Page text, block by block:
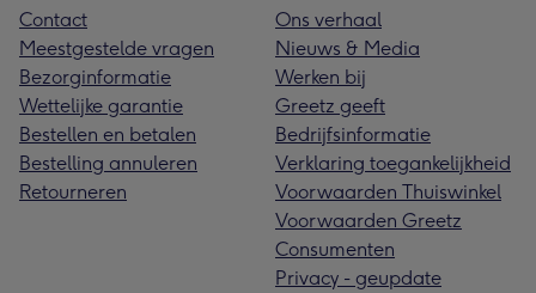
Contact
Meestgestelde vragen
Bezorginformatie
Wettelijke garantie
Bestellen en betalen
Bestelling annuleren
Retourneren
Ons verhaal
Nieuws & Media
Werken bij
Greetz geeft
Bedrijfsinformatie
Verklaring toegankelijkheid
Voorwaarden Thuiswinkel
Voorwaarden Greetz
Consumenten
Privacy - geupdate